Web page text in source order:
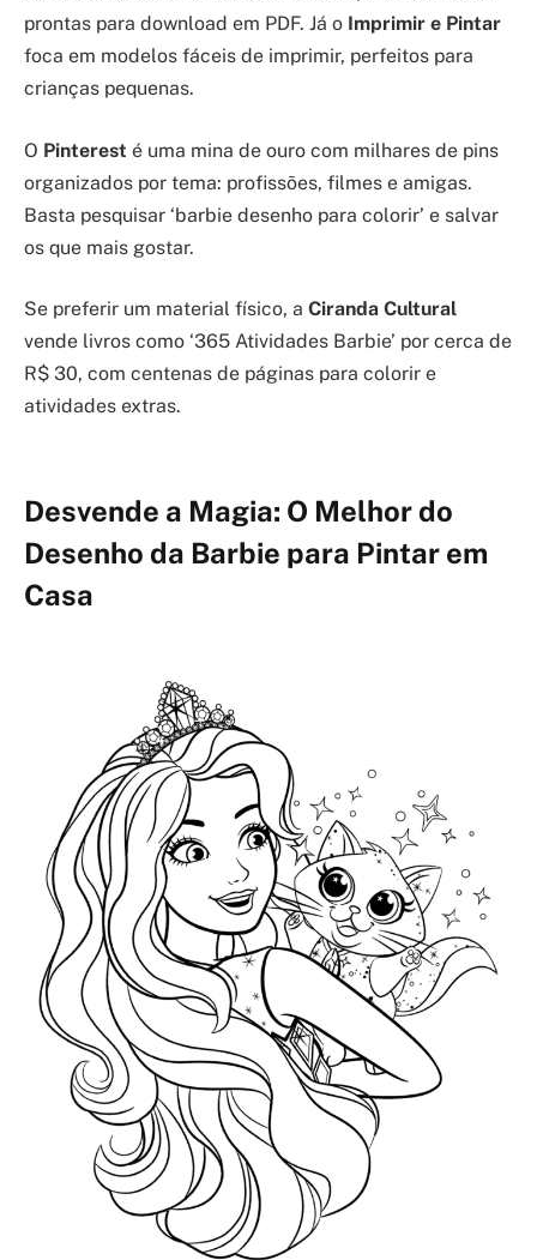
prontas para download em PDF. Já o Imprimir e Pintar
foca em modelos fáceis de imprimir, perfeitos para
crianças pequenas.
O Pinterest é uma mina de ouro com milhares de pins
organizados por tema: profissões, filmes e amigas.
Basta pesquisar ‘barbie desenho para colorir’ e salvar
os que mais gostar.
Se preferir um material físico, a Ciranda Cultural
vende livros como ‘365 Atividades Barbie’ por cerca de
R$ 30, com centenas de páginas para colorir e
atividades extras.
Desvende a Magia: O Melhor do
Desenho da Barbie para Pintar em
Casa